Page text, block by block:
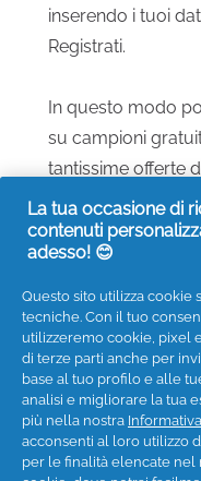
inserendo i tuoi
Registrati.
In questo modo
su campioni
tantissime offerte
Seguici sui social
Privacy
La tua occasione di
contenuti
adesso! 😊
Questo sito utilizza cookie
tecniche. Con il tuo
utilizzeremo cookie, pixel
di terze parti anche per
base al tuo profilo e alle
analisi e migliorare la tua
più nella nostra
acconsenti al loro utilizzo
per le finalità elencate nel